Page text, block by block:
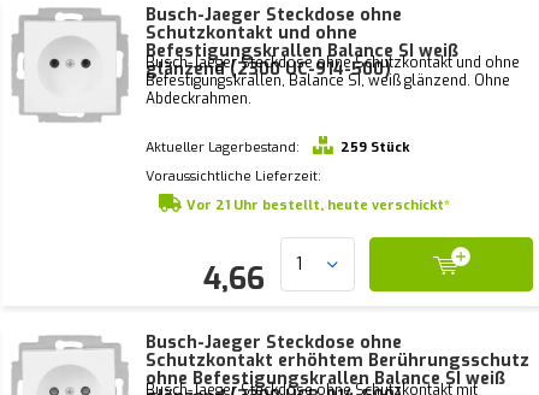
Busch-Jaeger Steckdose ohne
Schutzkontakt und ohne
Befestigungskrallen Balance SI weiß
glänzend (2300 UC-914-500)
Busch-Jaeger Steckdose ohne Schutzkontakt und ohne
Befestigungskrallen, Balance SI, weiß glänzend. Ohne
Abdeckrahmen.
Aktueller Lagerbestand:
259 Stück
Voraussichtliche Lieferzeit:
Vor 21 Uhr bestellt, heute verschickt*
4,66
Busch-Jaeger Steckdose ohne
Schutzkontakt erhöhtem Berührungsschutz
ohne Befestigungskrallen Balance SI weiß
Busch-Jaeger Steckdose ohne Schutzkontakt mit